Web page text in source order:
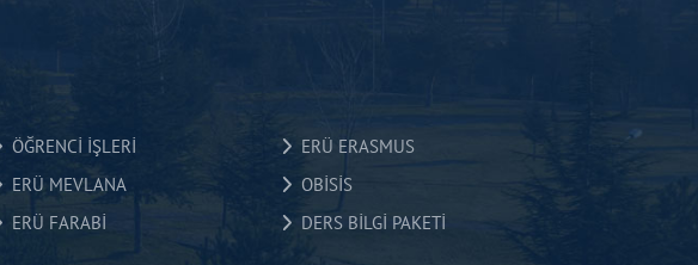
ÖĞRENCİ İŞLERİ
ERÜ ERASMUS
ERÜ MEVLANA
OBİSİS
ERÜ FARABİ DERS BİLGİ PAKETİ